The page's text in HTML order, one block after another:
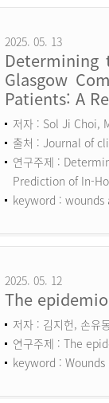
2025. 05. 13
Glasgow
Patients: A
저자 : Sol Ji Choi,
출처 : Journal of
연구주제 :
Prediction of In-
keyword :
2025. 05. 12
The
저자 : 김지헌, 손유
연구주제 : The
keyword :